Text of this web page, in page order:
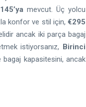
mevcut. Üç yolcu
konfor ve stil için, €295
ancak iki parça bagaj
istiyorsanız, Birinci
kapasitesini, ancak